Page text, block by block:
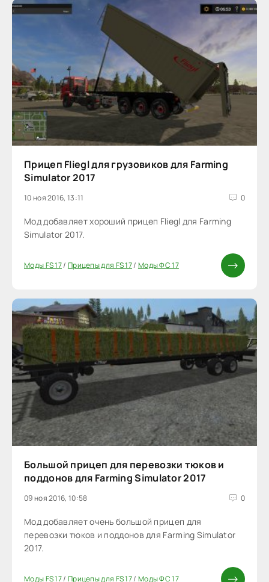
Прицеп Fliegl для грузовиков для Farming
Simulator 2017
10 ноя 2016, 13:11 0
Мод добавляет хороший прицеп Fliegl для Farming
Simulator 2017.
Моды FS 17/ Прицепы для FS 17/ Моды ФС 17
Большой прицеп для перевозки тюков и
поддонов для Farming Simulator 2017
09 ноя 2016, 10:58 0
Мод добавляет очень большой прицеп для
перевозки тюков и поддонов для Farming Simulator
2017.
Моды FS 17/ Прицепы для FS 17/ Моды ФС 17